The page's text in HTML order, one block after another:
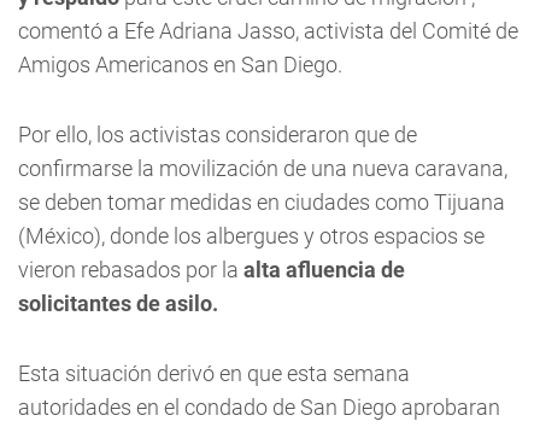
comentó a Efe Adriana Jasso, activista del Comité de
Amigos Americanos en San Diego.
Por ello, los activistas consideraron que de
confirmarse la movilización de una nueva caravana,
se deben tomar medidas en ciudades como Tijuana
(México), donde los albergues y otros espacios se
vieron rebasados por la alta afluencia de
solicitantes de asilo.
Esta situación derivó en que esta semana
autoridades en el condado de San Diego aprobaran